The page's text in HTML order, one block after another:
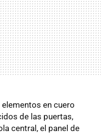
elementos en cuero
de las puertas,
central, el panel de